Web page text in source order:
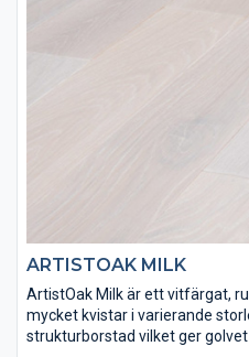
ARTISTOAK MILK
ArtistOak Milk är ett vitfärgat,
mycket kvistar i varierande
strukturborstad vilket ger